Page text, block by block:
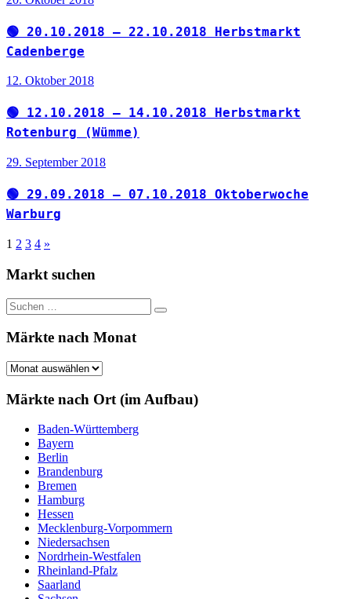
🟢 20.10.2018 – 22.10.2018 Herbstmarkt
Cadenberge
12. Oktober 2018
🟢 12.10.2018 – 14.10.2018 Herbstmarkt
Rotenburg (Wümme)
29. September 2018
🟢 29.09.2018 – 07.10.2018 Oktoberwoche
Warburg
Seitennummerierung
der
1 2 3 4 Nächste
»
Markt suchen
Suchen
nach:
Suchen
Märkte nach Monat
Märkte
Monat
Märkte nach Ort (im Aufbau)
Baden-Württemberg
Bayern
Berlin
Brandenburg
Bremen
Hamburg
Hessen
Mecklenburg-Vorpommern
Niedersachsen
Nordrhein-Westfalen
Rheinland-Pfalz
Saarland